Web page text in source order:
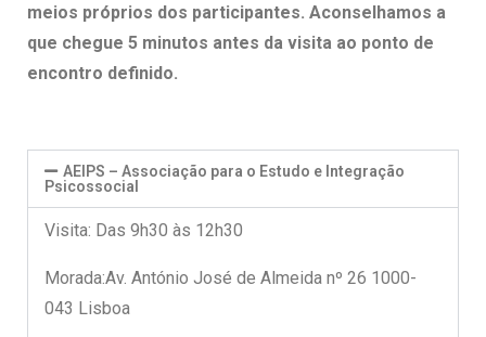
meios próprios dos participantes. Aconselhamos a
que chegue 5 minutos antes da visita ao ponto de
encontro definido.
AEIPS – Associação para o Estudo e Integração
Psicossocial
Visita: Das 9h30 às 12h30
Morada:Av. António José de Almeida nº 26 1000-
043 Lisboa